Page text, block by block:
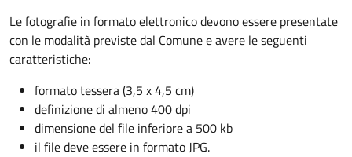
Le fotografie in formato elettronico devono essere presentate
con le modalità previste dal Comune e avere le seguenti
caratteristiche:
formato tessera (3,5 x 4,5 cm)
definizione di almeno 400 dpi
dimensione del file inferiore a 500 kb
il file deve essere in formato JPG.